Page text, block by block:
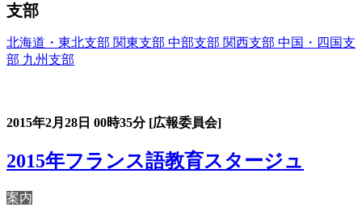
支部
北海道・東北支部 関東支部 中部支部 関西支部 中国・四国支
部 九州支部
2015年2月28日 00時35分 [広報委員会]
2015年フランス語教育スタージュ
案内